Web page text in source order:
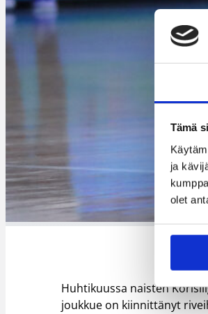
Tämä
ja
olet
Huhtikuussa naisten
joukkue on kiinnittänyt